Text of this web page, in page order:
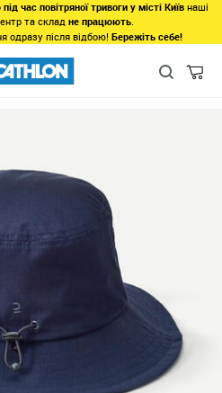
під час повітряної тривоги у місті Київ наші
та склад не працюють.
одразу після відбою! Бережіть себе!
Туризм - Походи - Трекінг